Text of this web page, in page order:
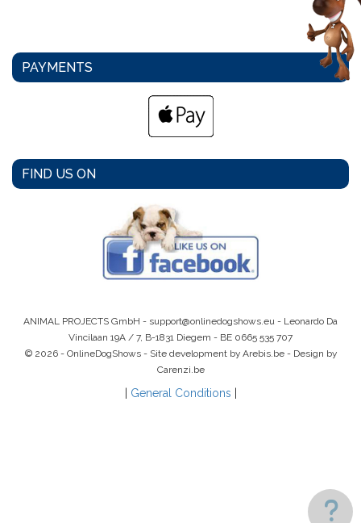
PAYMENTS
FIND US ON
ANIMAL PROJECTS GmbH - support@onlinedogshows.eu - Leonardo Da
Vincilaan 19A / 7, B-1831 Diegem - BE 0665 535 707
© 2026 - OnlineDogShows - Site development by Arebis.be - Design by
Carenzi.be
General Conditions